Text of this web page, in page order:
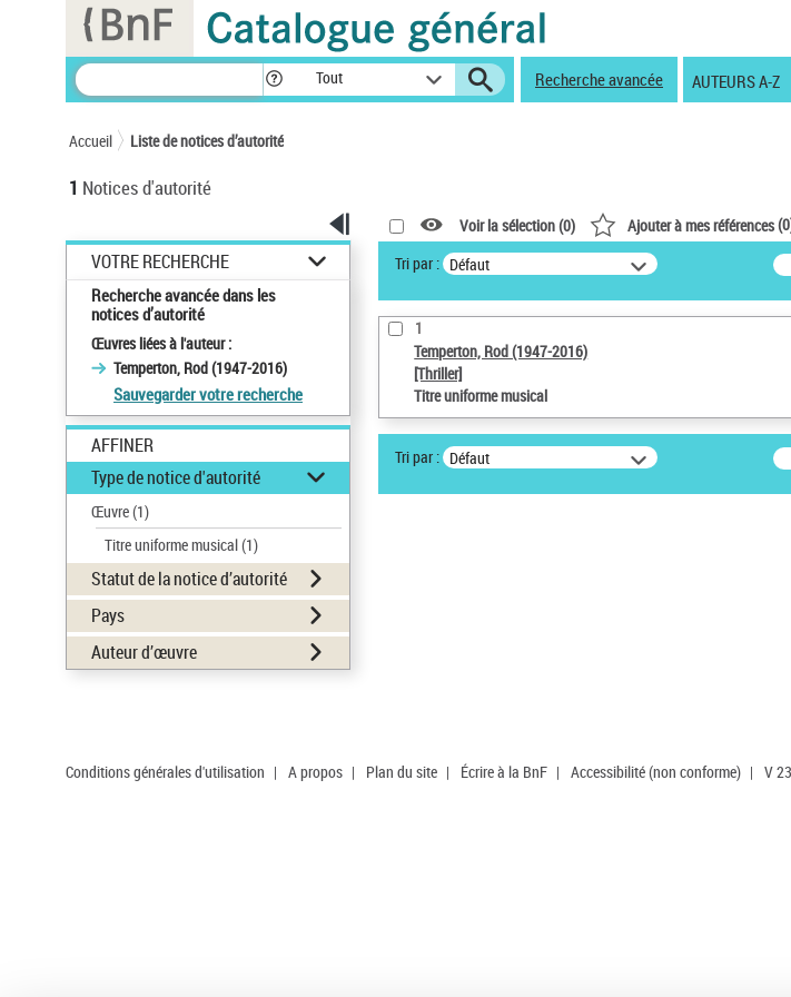
Tout Recherche avancée AUTEURS A-Z
Accueil Liste de notices d’autorité
1 Notices d'autorité
VOTRE RECHERCHE
Recherche avancée dans les
notices d’autorité
Œuvres liées à l'auteur :
Temperton, Rod (1947-2016)
Sauvegarder votre recherche
AFFINER
Type de notice d'autorité
Œuvre(1)
Titre uniforme musical(1)
Statut de la notice d’autorité
Pays
Auteur d’œuvre
Voir la sélection (0) Ajouter à mes références(0
Tri par : Défaut
1
Temperton, Rod (1947-2016)
[Thriller]
Titre uniforme musical
Tri par : Défaut
Conditions générales d'utilisation | A propos | Plan du site | Écrire à la BnF | Accessibilité (non conforme) | V
Panneau de gestion des cookies